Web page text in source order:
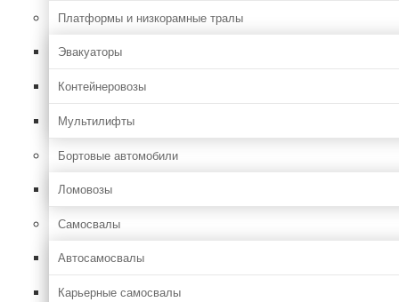
Платформы и низкорамные тралы
Эвакуаторы
Контейнеровозы
Мультилифты
Бортовые автомобили
Ломовозы
Самосвалы
Автосамосвалы
Карьерные самосвалы